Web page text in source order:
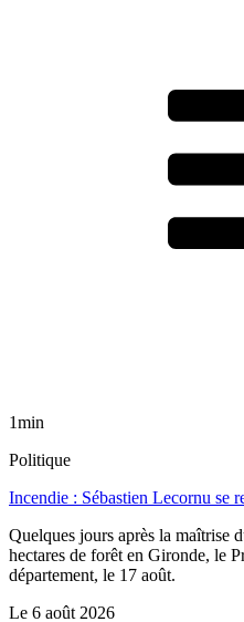
1min
Politique
Incendie : Sébastien Lecornu se
Quelques jours après la maîtrise
hectares de forêt en Gironde, le
département, le 17 août.
Le 6 août 2026